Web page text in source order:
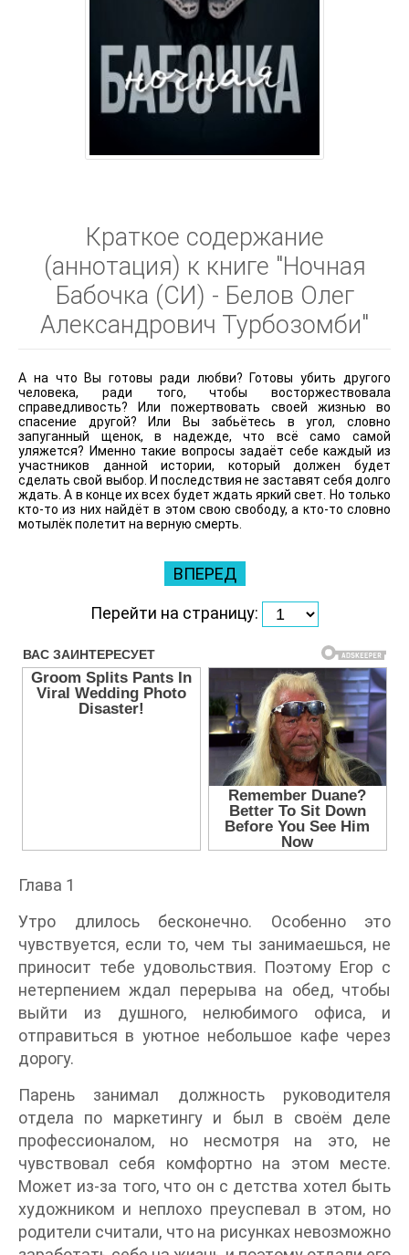
Краткое содержание
(аннотация) к книге "Ночная
Бабочка (СИ) - Белов Олег
Александрович Турбозомби"
А на что Вы готовы ради любви? Готовы убить другого
человека, ради того, чтобы восторжествовала
справедливость? Или пожертвовать своей жизнью во
спасение другой? Или Вы забьётесь в угол, словно
запуганный щенок, в надежде, что всё само самой
уляжется? Именно такие вопросы задаёт себе каждый из
участников данной истории, который должен будет
сделать свой выбор. И последствия не заставят себя долго
ждать. А в конце их всех будет ждать яркий свет. Но только
кто-то из них найдёт в этом свою свободу, а кто-то словно
мотылёк полетит на верную смерть.
ВПЕРЕД
Перейти на страницу:
Глава 1
Утро длилось бесконечно. Особенно это
чувствуется, если то, чем ты занимаешься, не
приносит тебе удовольствия. Поэтому Егор с
нетерпением ждал перерыва на обед, чтобы
выйти из душного, нелюбимого офиса, и
отправиться в уютное небольшое кафе через
дорогу.
Парень занимал должность руководителя
отдела по маркетингу и был в своём деле
профессионалом, но несмотря на это, не
чувствовал себя комфортно на этом месте.
Может из-за того, что он с детства хотел быть
художником и неплохо преуспевал в этом, но
родители считали, что на рисунках невозможно